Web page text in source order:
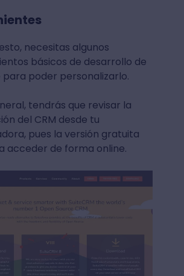
necesitas algunos
básicos de desarrollo de
poder personalizarlo.
tendrás que revisar la
del CRM desde tu
pues la versión gratuita
acceder de forma online.